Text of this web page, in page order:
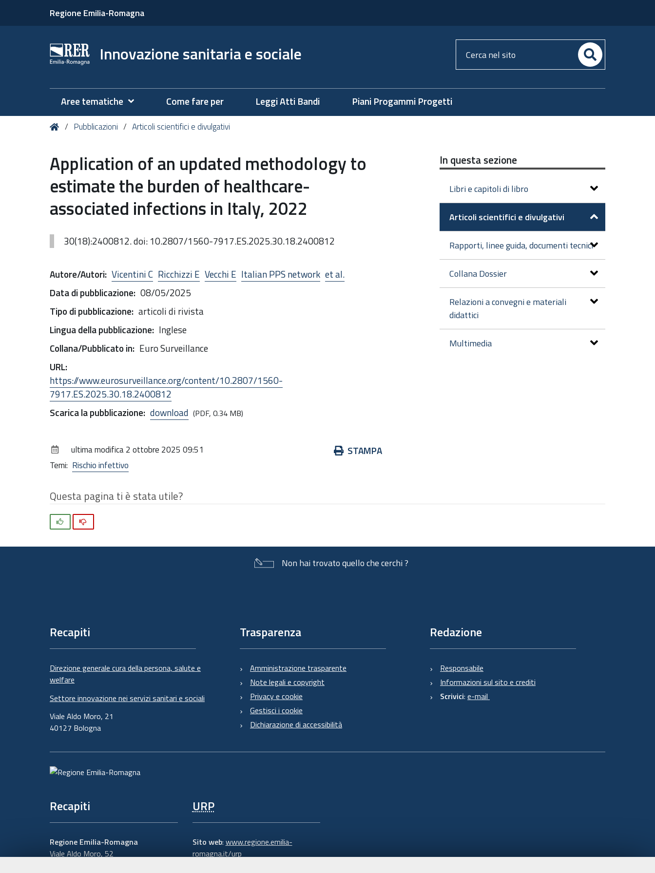
Regione Emilia-Romagna
Innovazione sanitaria e sociale
Cerca
nel
Aree tematiche Come fare per Leggi Atti Bandi Piani Progammi Progetti
Tu HomePubblicazioni Articoli scientifici e divulgativi
Application of an updated methodology to
estimate the burden of healthcare-
associated infections in Italy, 2022
30(18):2400812. doi: 10.2807/1560-7917.ES.2025.30.18.2400812
Autore/Autori: Vicentini C Ricchizzi E Vecchi E Italian PPS network et al.
Data di pubblicazione: 08/05/2025
Tipo di pubblicazione: articoli di rivista
Lingua della pubblicazione: Inglese
Collana/Pubblicato in: Euro Surveillance
URL:
https://www.eurosurveillance.org/content/10.2807/1560-
7917.ES.2025.30.18.2400812
Scarica la pubblicazione: download (PDF, 0.34 MB)
AzioniSTAMPA
ultima modifica2 ottobre 2025 09:51
Temi: Rischio infettivo
In questa sezione
Libri e capitoli di libro
Articoli scientifici e divulgativi
Rapporti, linee guida, documenti tecnici
Collana Dossier
Relazioni a convegni e materiali
didattici
Multimedia
Questa pagina ti è stata utile?
Non hai trovato quello che cerchi ?
Recapiti
Direzione generale cura della persona, salute e
welfare
Settore innovazione nei servizi sanitari e sociali
Viale Aldo Moro, 21
40127 Bologna
Trasparenza
Amministrazione trasparente
Note legali e copyright
Privacy e cookie
Gestisci i cookie
Dichiarazione di accessibilità
Redazione
Responsabile
Informazioni sul sito e crediti
Scrivici: e-mail
Recapiti
Regione Emilia-Romagna
Viale Aldo Moro, 52
URP
Sito web: www.regione.emilia-
romagna.it/urp